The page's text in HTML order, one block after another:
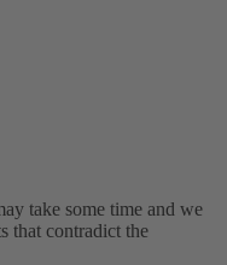
take some time and we
that contradict the